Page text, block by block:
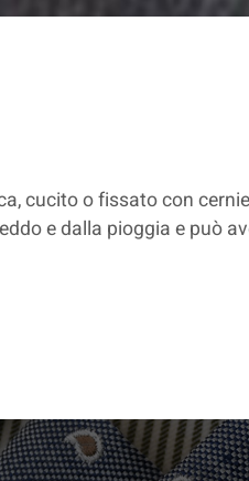
cucito o fissato con
e dalla pioggia e può